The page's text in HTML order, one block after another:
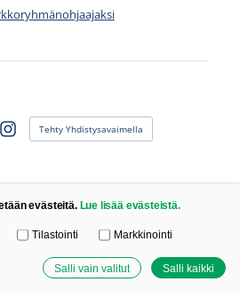
Instagram
Tehty Yhdistysavaimella
evästeitä. Lue lisää evästeistä.
Tilastointi Markkinointi
Salli vain valitut Salli kaikki